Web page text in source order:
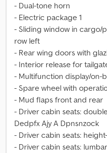
- Dual-tone horn
- Electric package 1
- Sliding window in cargo/
row left
- Rear wing doors with
- Interior release for
- Multifunction display/on-
- Spare wheel with
- Mud flaps front and rear
- Driver cabin seats:
Dedpfx Ajy A Dpnsnzock
- Driver cabin seats:
- Driver cabin seats: